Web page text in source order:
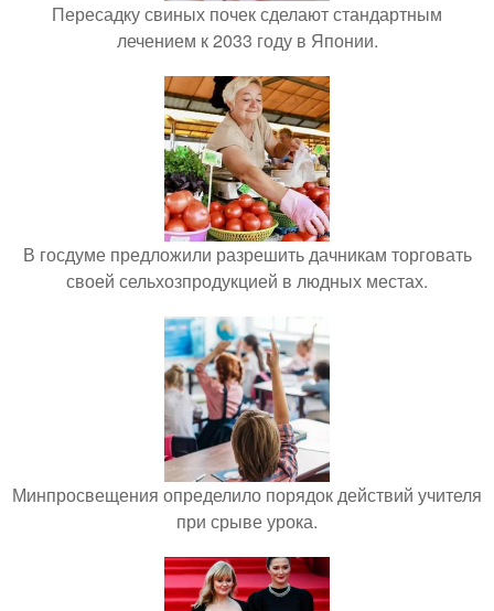
Пересадку свиных почек сделают стандартным
лечением к 2033 году в Японии.
В госдуме предложили разрешить дачникам торговать
своей сельхозпродукцией в людных местах.
Минпросвещения определило порядок действий учителя
при срыве урока.